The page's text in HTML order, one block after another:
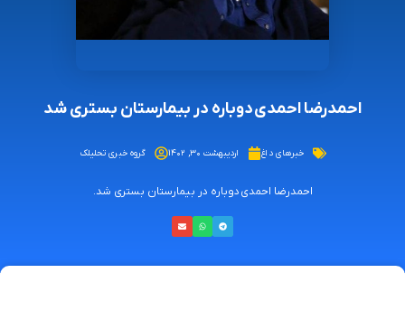
احمدرضا احمدی دوباره در بیمارستان بستری شد
خبرهای داغ اردیبهشت ۳۰, ۱۴۰۲ گروه خبری تحلیلک
احمدرضا احمدی دوباره در بیمارستان بستری شد.